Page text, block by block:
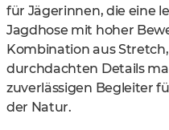
für Jägerinnen, die eine
Jagdhose mit hoher
Kombination aus
durchdachten Details
zuverlässigen Begleiter
der Natur.